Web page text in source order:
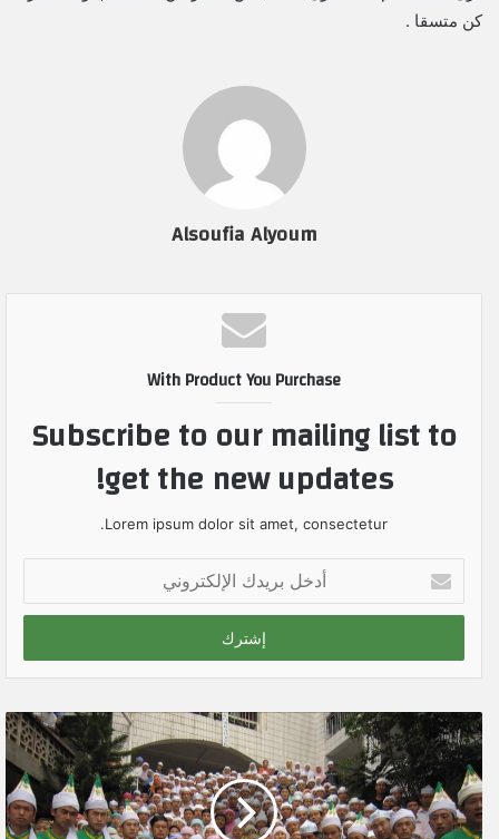
كن متسقا .
Alsoufia Alyoum
With Product You Purchase
Subscribe to our mailing list to
get the new updates!
Lorem ipsum dolor sit amet, consectetur.
خ
ب
ي
د
ك
ا
ل
إ